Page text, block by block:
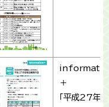
＋
「平成27年役